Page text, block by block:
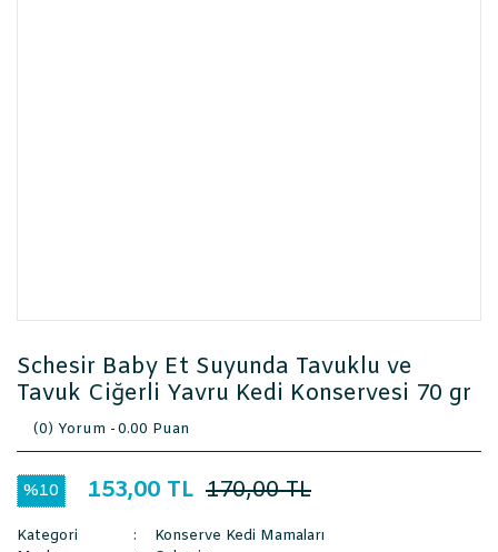
Schesir Baby Et Suyunda Tavuklu ve
Tavuk Ciğerli Yavru Kedi Konservesi 70 gr
(0) Yorum -0.00 Puan
%10 153,00 TL 170,00 TL
Kategori
Konserve Kedi Mamaları